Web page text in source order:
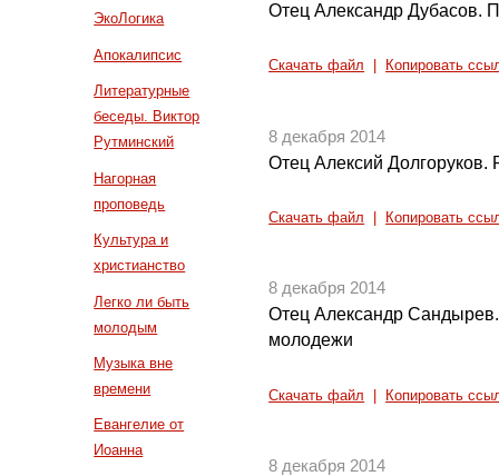
ЭкоЛогика
Апокалипсис
Литературные
беседы. Виктор
Рутминский
Нагорная
проповедь
Культура и
христианство
Легко ли быть
молодым
Музыка вне
времени
Евангелие от
Иоанна
Отец Александр Дубасов.
Скачать файл Копировать
8 декабря 2014
Отец Алексий Долгоруков.
Скачать файл Копировать
8 декабря 2014
Отец Александр
молодежи
Скачать файл Копировать
8 декабря 2014